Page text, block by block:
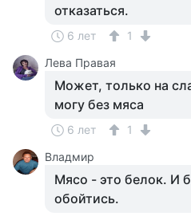
отказаться.
6 лет
1
Лева Правая
Может, только на
могу без мяса
6 лет
1
Владмир
Мясо - это белок. И
обойтись.